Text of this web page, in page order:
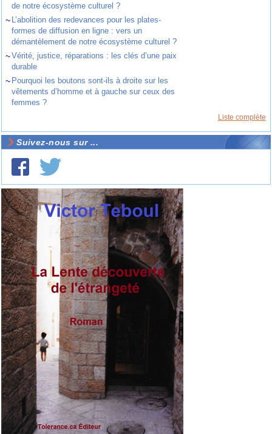
de notre écosystème culturel ?
~ L’abolition des redevances pour les plates-
formes de diffusion en ligne : vers un
démantèlement de notre écosystème culturel ?
~Vérité, justice, réparations : les clés d’une paix
durable
~ Pourquoi les boutons sont-ils à droite sur les
vêtements d’homme et à gauche sur ceux des
femmes ?
Liste complète
Suivez-nous sur ...